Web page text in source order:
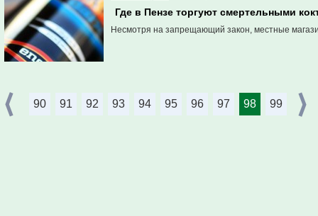
Где в Пензе торгуют смертельными
Несмотря на запрещающий закон, местные
90 91 92 93 94 95 96 97 98 99